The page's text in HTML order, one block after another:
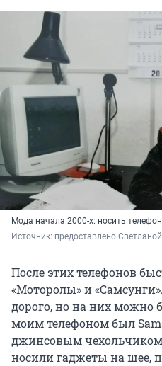
Мода начала 2000-х: носить
Источник: предоставлено
После этих телефонов
«Моторолы» и
дорого, но на них
моим телефоном был
джинсовым
носили гаджеты на шее,